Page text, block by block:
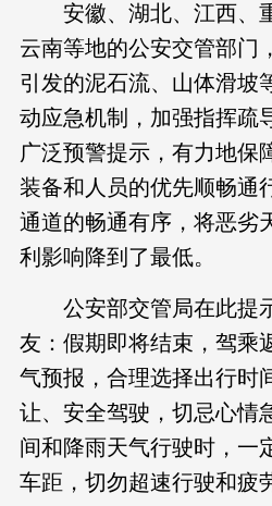
安徽、湖北、江西、
云南等地的公安交管部门
引发的泥石流、山体滑坡
动应急机制，加强指挥疏
广泛预警提示，有力地保
装备和人员的优先顺畅通
通道的畅通有序，将恶劣
利影响降到了最低。
公安部交管局在此提
友：假期即将结束，驾乘
气预报，合理选择出行时
让、安全驾驶，切忌心情
间和降雨天气行驶时，一
车距，切勿超速行驶和疲